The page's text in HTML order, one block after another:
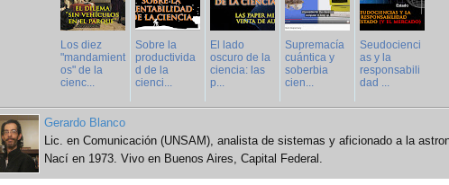
Los diez
"mandamient
os" de la
cienc...
Sobre la
productivida
d de la
cienci...
El lado
oscuro de la
ciencia: las
p...
Supremacía
cuántica y
soberbia
cien...
Seudocienci
as y la
responsabili
dad ...
Gerardo Blanco
Lic. en Comunicación (UNSAM), analista de sistemas y aficionado a la
Nací en 1973. Vivo en Buenos Aires, Capital Federal.